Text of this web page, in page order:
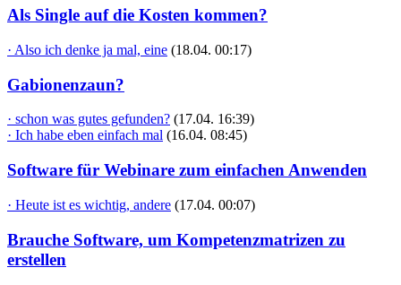
Als Single auf die Kosten kommen?
· Also ich denke ja mal, eine (18.04. 00:17)
Gabionenzaun?
· schon was gutes gefunden? (17.04. 16:39)
· Ich habe eben einfach mal (16.04. 08:45)
Software für Webinare zum einfachen Anwenden
· Heute ist es wichtig, andere (17.04. 00:07)
Brauche Software, um Kompetenzmatrizen zu
erstellen